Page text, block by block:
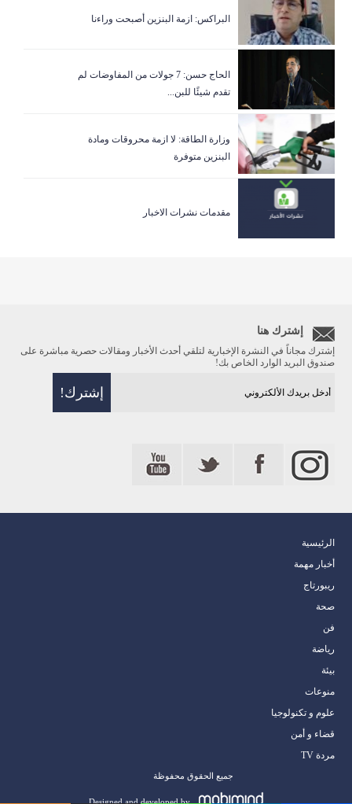
البراكس: ازمة البنزين أصبحت وراءنا
الحاج حسن: 7 جولات من المفاوضات لم
تقدم شيئًا للبن...
وزارة الطاقة: لا ازمة محروقات ومادة
البنزين متوفرة
مقدمات نشرات الاخبار
إشترك هنا
إشترك مجاناً في النشرة الإخبارية لتلقي أحدث الأخبار ومقالات حصرية مباشرة على
صندوق البريد الوارد الخاص بك!
الرئيسية
أخبار مهمة
ريبورتاج
صحة
فن
رياضة
بيئة
منوعات
علوم و تكنولوجيا
قضاء و أمن
مردة TV
جميع الحقوق محفوظة
Designed and developed by